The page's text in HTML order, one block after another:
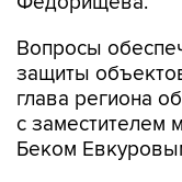
Вопросы
защиты
глава региона
с
Беком